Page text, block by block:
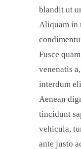
blandit ut
Aliquam in
Fusce
venenatis
interdum
Aenean
tincidunt
vehicula,
ante justo